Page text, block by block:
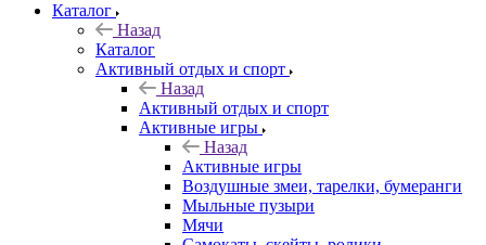
Каталог
Назад
Каталог
Активный отдых и спорт
Назад
Активный отдых и спорт
Активные игры
Назад
Активные игры
Воздушные змеи, тарелки, бумеранги
Мыльные пузыри
Мячи